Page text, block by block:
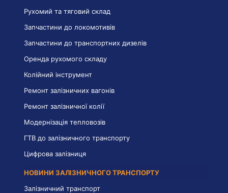
Рухомий та тяговий склад
Запчастини до локомотивів
Запчастини до транспортних дизелів
Оренда рухомого складу
Колійний інструмент
Ремонт залізничних вагонів
Ремонт залізничної колії
Модернізація тепловозів
ГТВ до залізничного транспорту
Цифрова залізниця
НОВИНИ ЗАЛІЗНИЧНОГО ТРАНСПОРТУ
Залізничний транспорт